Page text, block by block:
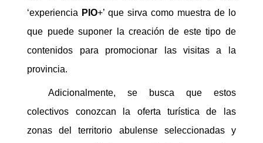
‘experiencia PIO+’ que sirva como muestra de lo
que puede suponer la creación de este tipo de
contenidos para promocionar las visitas a la
provincia.
Adicionalmente, se busca que estos
colectivos conozcan la oferta turística de las
zonas del territorio abulense seleccionadas y